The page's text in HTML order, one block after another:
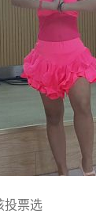
票选